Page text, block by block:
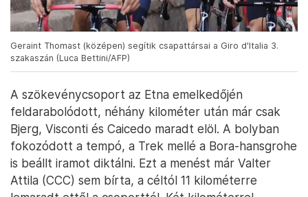
Geraint Thomast (középen) segítik csapattársai a Giro d'Italia 3.
szakaszán (Luca Bettini/AFP)
A szökevénycsoport az Etna emelkedőjén
feldarabolódott, néhány kilométer után már csak
Bjerg, Visconti és Caicedo maradt elöl. A bolyban
fokozódott a tempó, a Trek mellé a Bora-hansgrohe
is beállt iramot diktálni. Ezt a menést már Valter
Attila (CCC) sem bírta, a céltól 11 kilométerre